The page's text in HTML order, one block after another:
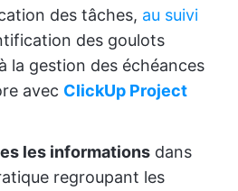
des tâches, au suivi
des goulots
la gestion des échéances
avec ClickUp Project
les informations dans
regroupant les